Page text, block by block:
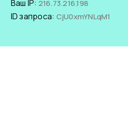
Ваш IP: 216.73.216.198
ID запроса: CjU0xmYNLqM1